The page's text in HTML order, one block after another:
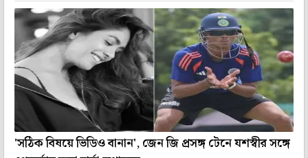
'সঠিক বিষয়ে ভিডিও বানান', জেন জি প্রসঙ্গ টেনে যশস্বীর সঙ্গে